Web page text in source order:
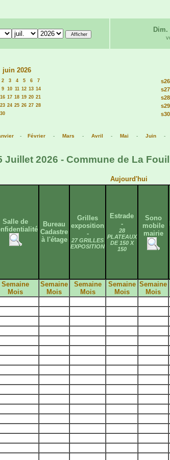
Dim.
juin 2026
2 3 4 5 6 7
9 10 11 12 13 14
16 17 18 19 20 21
23 24 25 26 27 28
30
s26
s27
s28
s29
s30
- Février- Mars - Avril - Mai - Juin-
Juillet 2026 - Commune de La
Aujourd'hui
Salle de
Bureau
Cadastre
à l'étage
Grilles
exposition
-
27 GRILLES
EXPOSITION
Estrade
-
28
PLATEAUX
DE 150 X
150
Sono
mobile
mairie
Semaine
Mois
Semaine
Mois
Semaine
Mois
Semaine
Mois
Semaine
Mois